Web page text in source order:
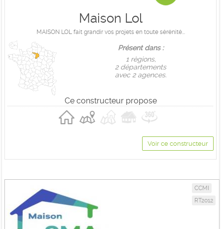
Maison Lol
MAISON LOL fait grandir vos projets en toute sérénité...
Présent dans :
1 règions,
2 départements
avec 2 agences.
Ce constructeur propose
Voir ce constructeur
CCMI
RT2012